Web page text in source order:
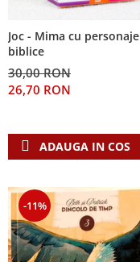
Joc - Mima cu personaje
biblice
30,00 RON
26,70 RON
ADAUGA IN COS
-11%